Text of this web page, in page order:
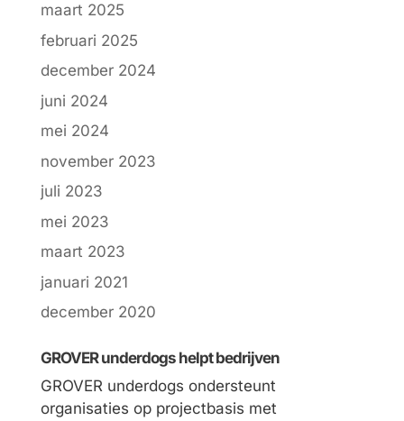
maart 2025
februari 2025
december 2024
juni 2024
mei 2024
november 2023
juli 2023
mei 2023
maart 2023
januari 2021
december 2020
GROVER underdogs helpt bedrijven
GROVER underdogs ondersteunt
organisaties op projectbasis met